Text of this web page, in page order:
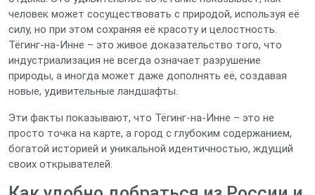
человек может сосуществовать с природой, используя её
силу, но при этом сохраняя её красоту и целостность.
Тёгинг-на-Инне – это живое доказательство того, что
индустриализация не всегда означает разрушение
природы, а иногда может даже дополнять её, создавая
новые, удивительные ландшафты.
Эти факты показывают, что Тёгинг-на-Инне – это не
просто точка на карте, а город с глубоким содержанием,
богатой историей и уникальной идентичностью, ждущий
своих открывателей.